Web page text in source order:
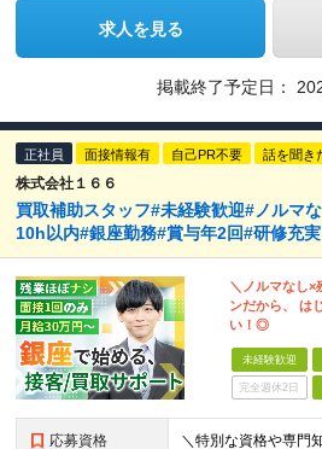
求人を見る
掲載終了予定日：
正社員 面接情報有 自己PR不要 話を聞き
株式会社１６６
買取補助スタッフ#未経験歓迎#ノルマ
10h以内#銀座勤務#賞与年2回#研修充実
＼ノルマなし×
ンだから、 は
い！◎
未経験歓迎
完全週休2日
応募資格